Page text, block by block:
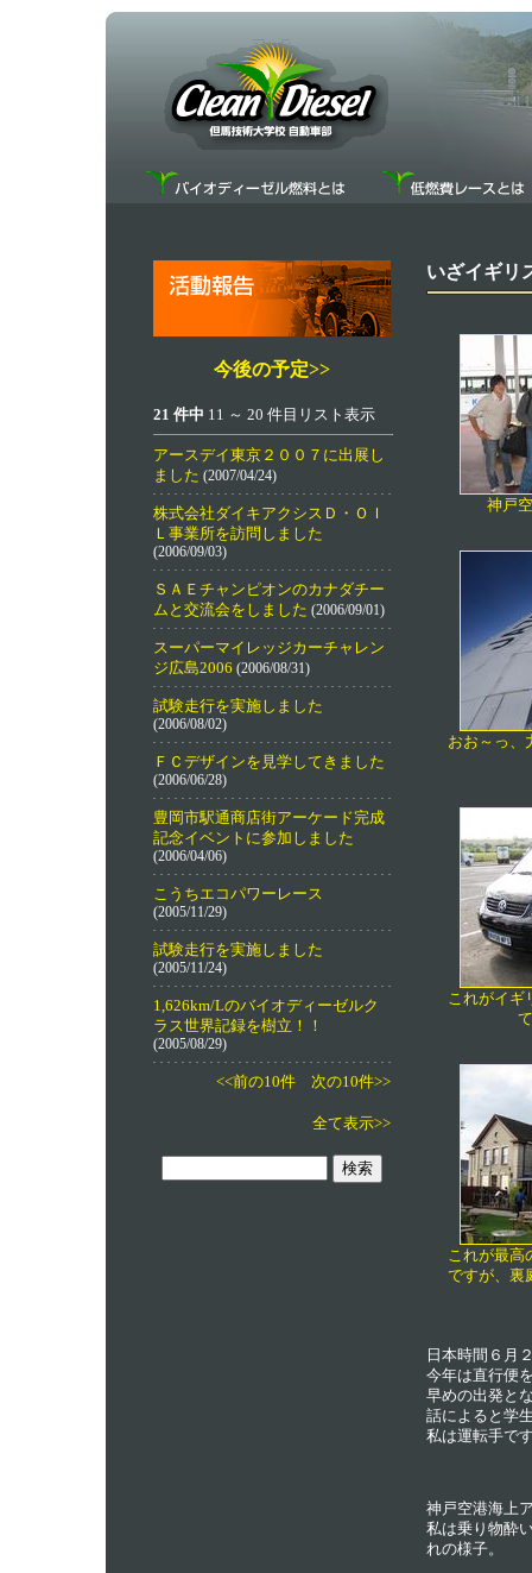
今後の予定>>
21 件中 11 ～ 20 件目リスト表示
アースデイ東京２００７に出展し
ました (2007/04/24)
株式会社ダイキアクシスＤ・ＯＩ
Ｌ事業所を訪問しました
(2006/09/03)
ＳＡＥチャンピオンのカナダチー
ムと交流会をしました (2006/09/01)
スーパーマイレッジカーチャレン
ジ広島2006 (2006/08/31)
試験走行を実施しました
(2006/08/02)
ＦＣデザインを見学してきました
(2006/06/28)
豊岡市駅通商店街アーケード完成
記念イベントに参加しました
(2006/04/06)
こうちエコパワーレース
(2005/11/29)
試験走行を実施しました
(2005/11/24)
1,626km/Lのバイオディーゼルク
ラス世界記録を樹立！！
(2005/08/29)
<<前の10件 次の10件>>
全て表示>>
いざイギリ
神戸
おお～っ
これがイギ
これが最
ですが、裏
日本時間６月
今年は直行便
早めの出発と
話によると学
私は運転手で
神戸空港海上
私は乗り物酔
れの様子。